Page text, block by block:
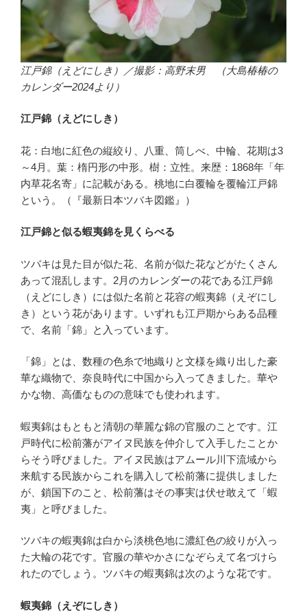
江戸錦（えどにしき）／撮影：高野末男 （大島椿椿の
カレンダー2024より）
江戸錦（えどにしき）
花：白地に紅色の縦絞り、八重、筒しべ、中輪、花期は3
～4月。葉：楕円形の中形。樹：立性。来歴：1868年「年
内草花名寄」に記載がある。桃地に白覆輪を覆輪江戸錦
という。（『最新日本ツバキ図鑑』）
江戸錦と似る蝦夷錦を見くらべる
ツバキは見た目が似た花、名前が似た花などがたくさん
あって混乱します。2月のカレンダーの花である江戸錦
（えどにしき）には似た名前と花容の蝦夷錦（えぞにし
き）という花があります。いずれも江戸期からある品種
で、名前「錦」と入っています。
「錦」とは、数種の色糸で地織りと文様を織り出した豪
華な織物で、奈良時代に中国から入ってきました。華や
かな物、高価なものの意味でも使われます。
蝦夷錦はもともと清朝の華麗な錦の官服のことです。江
戸時代に松前藩がアイヌ民族を仲介して入手したことか
らそう呼びました。アイヌ民族はアムール川下流域から
来航する民族からこれを購入して松前藩に提供しました
が、鎖国下のこと、松前藩はその事実は伏せ敢えて「蝦
夷」と呼びました。
ツバキの蝦夷錦は白から淡桃色地に濃紅色の絞りが入っ
た大輪の花です。官服の華やかさになぞらえて名づけら
れたのでしょう。ツバキの蝦夷錦は次のような花です。
蝦夷錦（えぞにしき）